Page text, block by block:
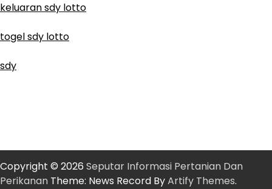
keluaran sdy lotto
togel sdy lotto
sdy
Copyright © 2026 Seputar Informasi Pertanian Dan
Perikanan Theme: News Record ByArtify Themes.